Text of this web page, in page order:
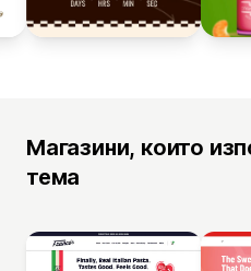
Магазини, които
тема